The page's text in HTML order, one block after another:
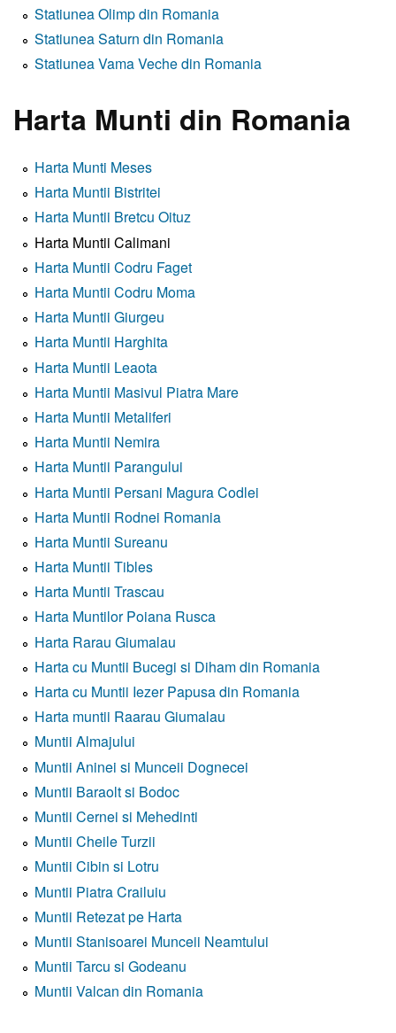
Statiunea Olimp din Romania
Statiunea Saturn din Romania
Statiunea Vama Veche din Romania
Harta Munti din Romania
Harta Munti Meses
Harta Muntii Bistritei
Harta Muntii Bretcu Oituz
Harta Muntii Calimani
Harta Muntii Codru Faget
Harta Muntii Codru Moma
Harta Muntii Giurgeu
Harta Muntii Harghita
Harta Muntii Leaota
Harta Muntii Masivul Piatra Mare
Harta Muntii Metaliferi
Harta Muntii Nemira
Harta Muntii Parangului
Harta Muntii Persani Magura Codlei
Harta Muntii Rodnei Romania
Harta Muntii Sureanu
Harta Muntii Tibles
Harta Muntii Trascau
Harta Muntilor Poiana Rusca
Harta Rarau Giumalau
Harta cu Muntii Bucegi si Diham din Romania
Harta cu Muntii Iezer Papusa din Romania
Harta muntii Raarau Giumalau
Muntii Almajului
Muntii Aninei si Munceii Dognecei
Muntii Baraolt si Bodoc
Muntii Cernei si Mehedinti
Muntii Cheile Turzii
Muntii Cibin si Lotru
Muntii Piatra Crailuiu
Muntii Retezat pe Harta
Muntii Stanisoarei Munceii Neamtului
Muntii Tarcu si Godeanu
Muntii Valcan din Romania